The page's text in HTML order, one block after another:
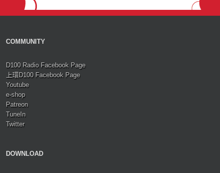
COMMUNITY
D100 Radio Facebook Page
上環D100 Facebook Page
Youtube
e-shop
Patreon
TuneIn
Twitter
DOWNLOAD